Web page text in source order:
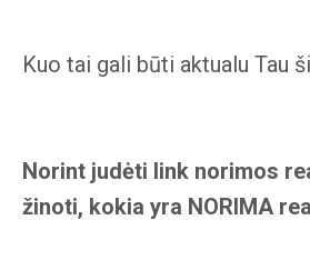
Kuo tai gali būti aktualu Tau
Norint judėti link norimos
žinoti, kokia yra NORIMA